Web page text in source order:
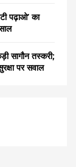
पढ़ाओ’ का
सागौन तस्करी;
पर सवाल